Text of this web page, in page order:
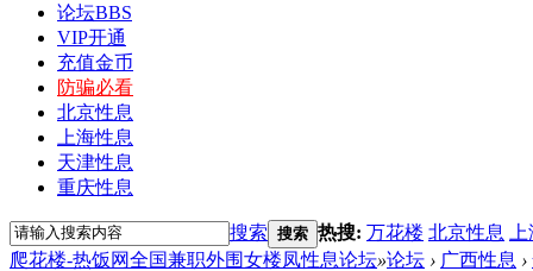
论坛BBS
VIP开通
充值金币
防骗必看
北京性息
上海性息
天津性息
重庆性息
搜索 搜索 热搜: 万花楼 北京性息
爬花楼-热饭网全国兼职外围女楼凤性息论坛»论坛 › 广西性息 ›